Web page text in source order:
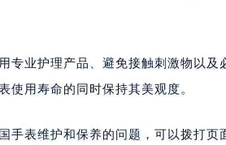
专业护理产品、避免接触刺激物以及
使用寿命的同时保持其美观度。
手表维护和保养的问题，可以拨打页